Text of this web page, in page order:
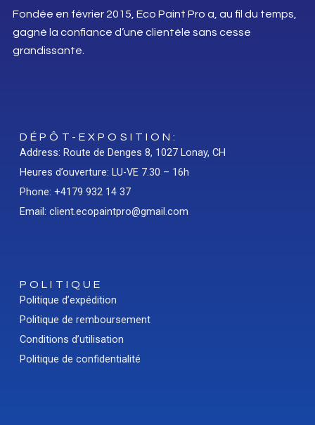
Fondée en février 2015, Eco Paint Pro a, au fil du temps,
gagné la confiance d’une clientèle sans cesse
grandissante.
DÉPÔT-EXPOSITION:
Address: Route de Denges 8, 1027 Lonay, CH
Heures d’ouverture: LU-VE 7.30 – 16h
Phone: +4179 932 14 37
Email: client.ecopaintpro@gmail.com
POLITIQUE
Politique d’expédition
Politique de remboursement
Conditions d’utilisation
Politique de confidentialité